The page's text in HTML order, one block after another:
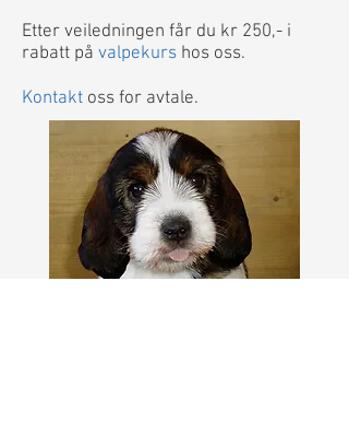
Etter veiledningen får du kr 250,- i
rabatt på valpekurs hos oss.
Kontakt oss for avtale.